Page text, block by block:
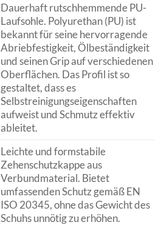
Dauerhaft rutschhemmende PU-
Laufsohle. Polyurethan (PU) ist
bekannt für seine hervorragende
Abriebfestigkeit, Ölbeständigkeit
und seinen Grip auf verschiedenen
Oberflächen. Das Profil ist so
gestaltet, dass es
Selbstreinigungseigenschaften
aufweist und Schmutz effektiv
ableitet.
Leichte und formstabile
Zehenschutzkappe aus
Verbundmaterial. Bietet
umfassenden Schutz gemäß EN
ISO 20345, ohne das Gewicht des
Schuhs unnötig zu erhöhen.